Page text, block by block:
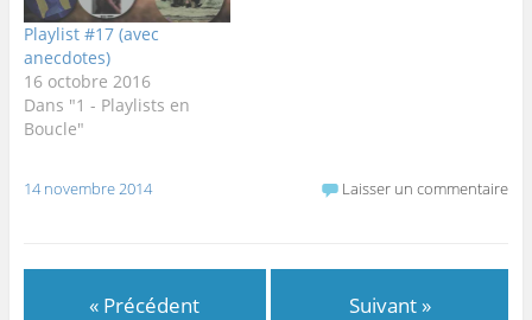
Playlist #17 (avec
anecdotes)
16 octobre 2016
Dans "1 - Playlists en
Boucle"
14 novembre 2014 Laisser un commentaire
« Précédent Suivant »